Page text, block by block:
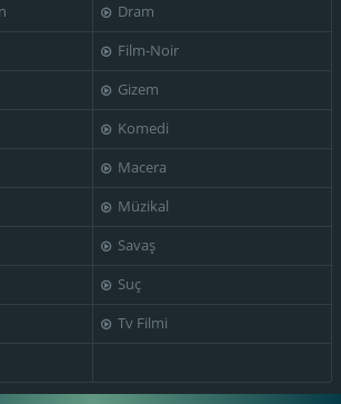
Dram
Film-Noir
Gizem
Komedi
Macera
Müzikal
Savaş
Suç
Tv Filmi